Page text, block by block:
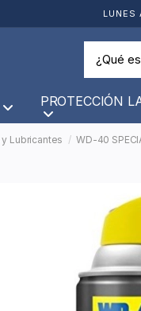
PROTECCIÓN
Lubricantes WD-40